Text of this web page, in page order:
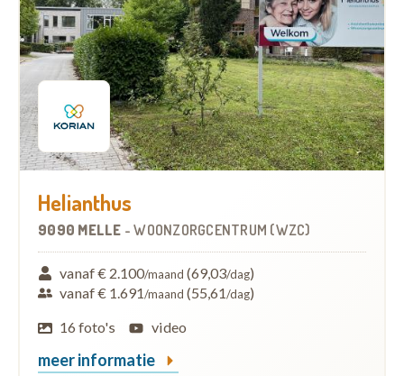
Helianthus
9090 MELLE -WOONZORGCENTRUM (WZC)
vanaf € 2.100/maand (69,03/dag)
vanaf € 1.691/maand (55,61/dag)
16 foto's
video
meer informatie